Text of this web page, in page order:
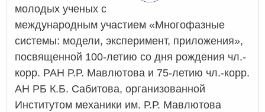
молодых ученых с
международным участием «Многофазные
системы: модели, эксперимент, приложения»,
посвященной 100-летию со дня рождения чл.-
корр. РАН Р.Р. Мавлютова и 75-летию чл.-корр.
АН РБ К.Б. Сабитова, организованной
Институтом механики им. Р.Р. Мавлютова